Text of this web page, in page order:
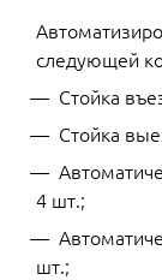
следующей
Стойка
Стойка
4 шт.;
шт.;